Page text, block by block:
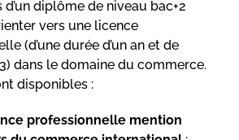
diplôme de niveau bac+2
vers une licence
(d’une durée d’un an et de
dans le domaine du commerce.
disponibles :
professionnelle mention